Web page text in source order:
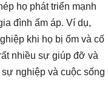
họ phát triển mạnh
đình ấm áp. Ví dụ,
khi họ bị ốm và cố
nhiều sự giúp đỡ và
nghiệp và cuộc sống